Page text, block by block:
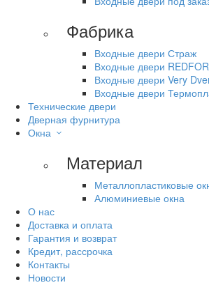
Фабрика
Входные двери Страж
Входные двери
Входные двери Very
Входные двери
Технические двери
Дверная фурнитура
Окна
Материал
Металлопластиковые
Алюминиевые окна
О нас
Доставка и оплата
Гарантия и возврат
Кредит, рассрочка
Контакты
Новости